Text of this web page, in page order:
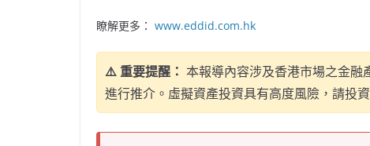
瞭解更多： www.eddid.com.hk
⚠️ 重要提醒： 本報導內容涉及香港市場之金融
進行推介。虛擬資產投資具有高度風險，請投